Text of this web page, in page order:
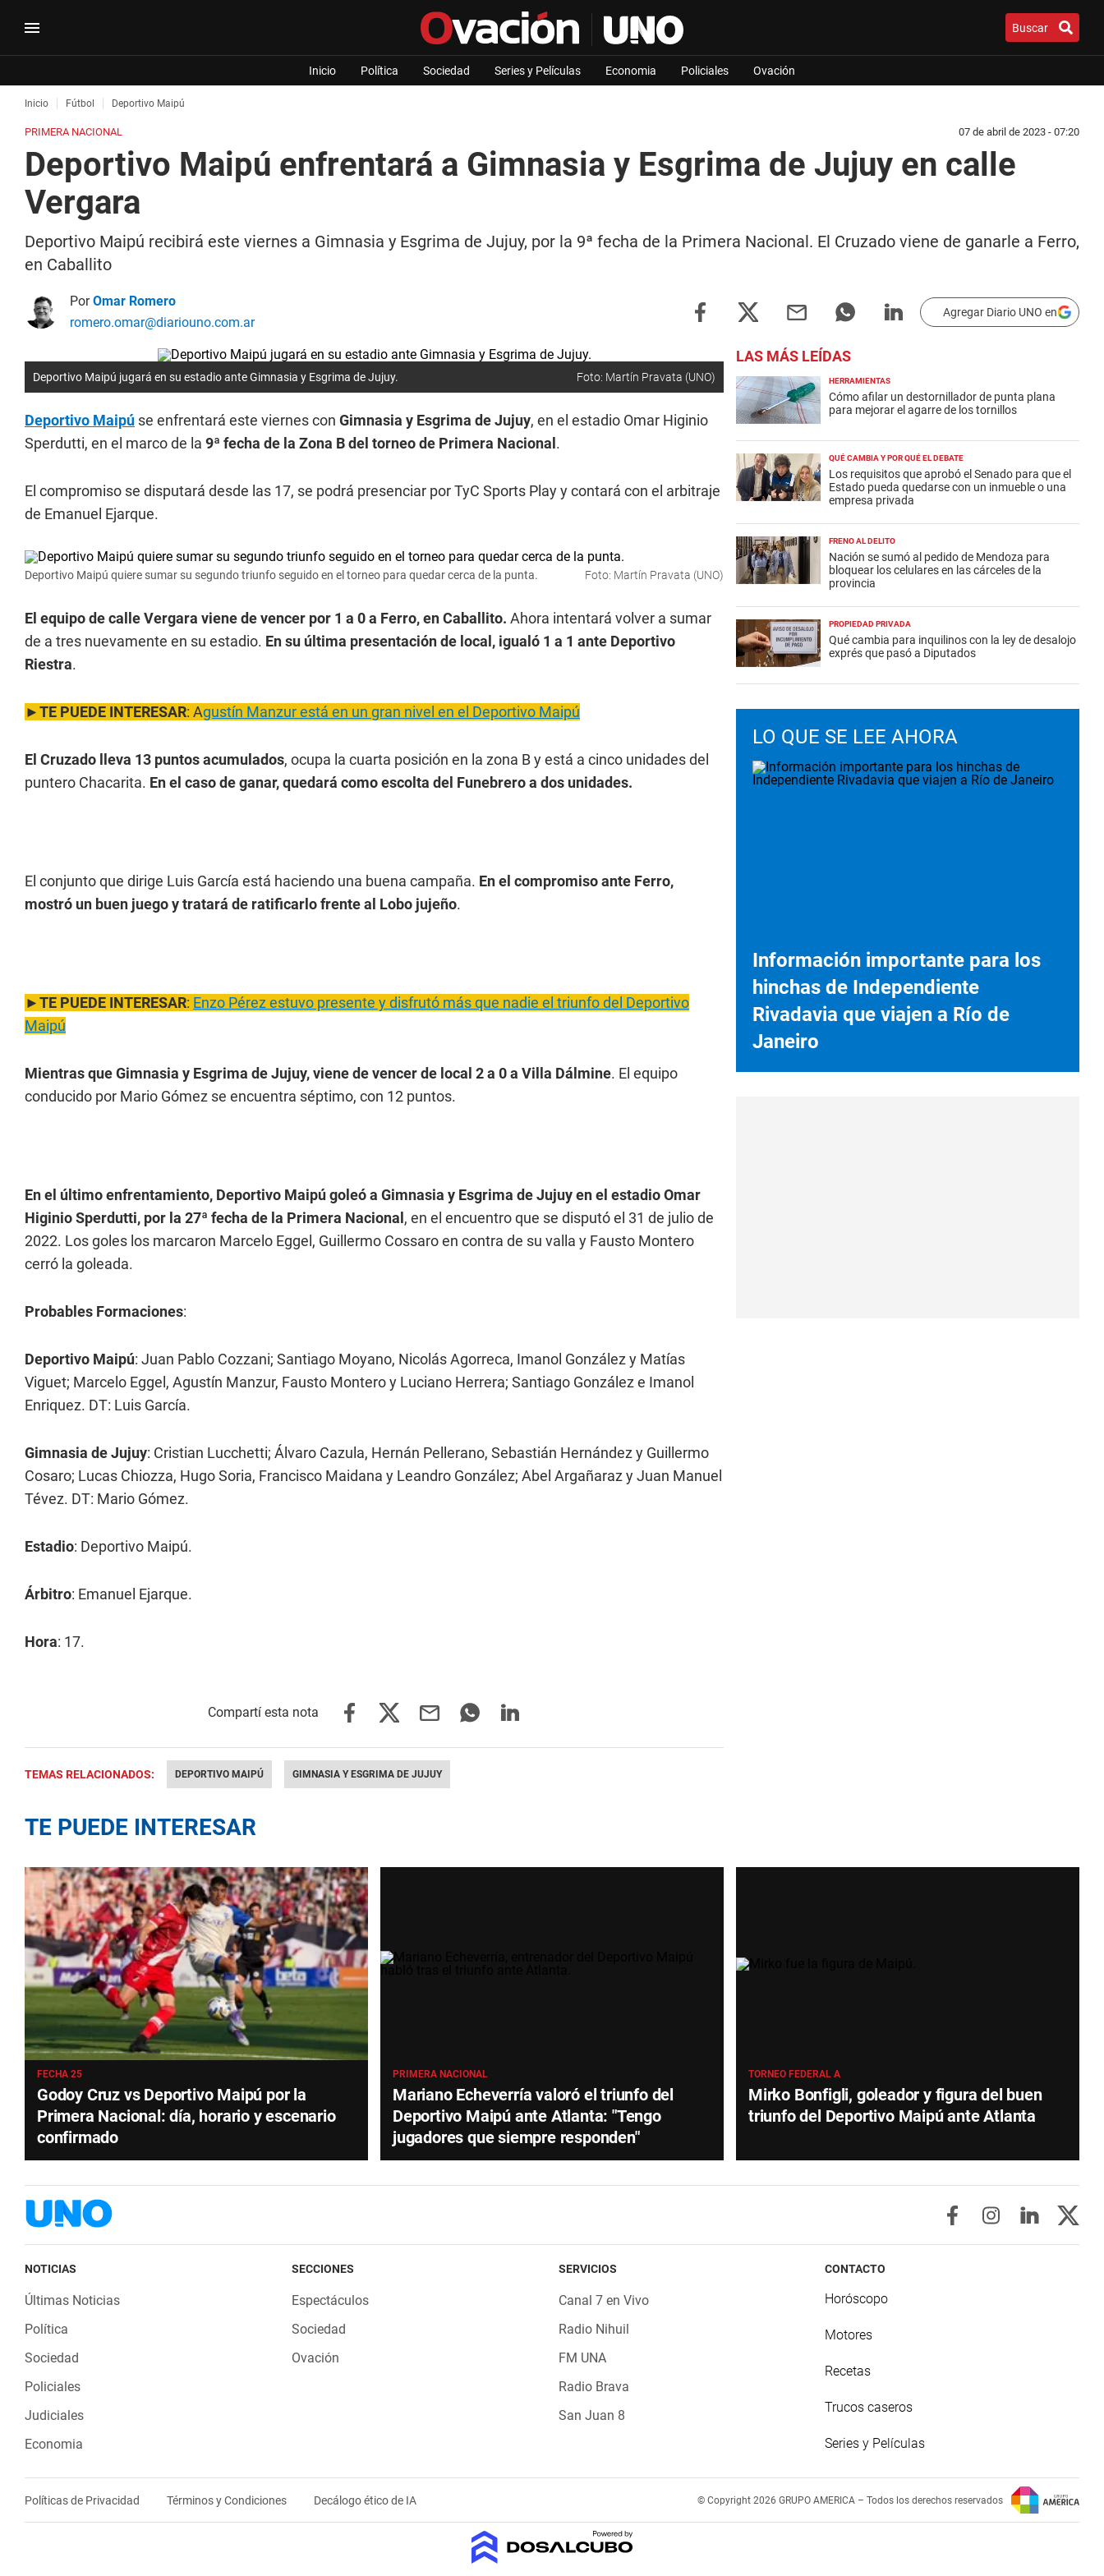
Buscar
Inicio Política Sociedad Series y Películas Economia Policiales Ovación
Inicio Fútbol Deportivo Maipú
PRIMERA NACIONAL 07 de abril de 2023 - 07:20
Deportivo Maipú enfrentará a Gimnasia y Esgrima de Jujuy en calle
Vergara
Deportivo Maipú recibirá este viernes a Gimnasia y Esgrima de Jujuy, por la 9ª fecha de la Primera Nacional. El Cruzado viene de ganarle a Ferro,
en Caballito
PorOmar Romero
romero.omar@diariouno.com.ar
Agregar Diario UNO en
Deportivo Maipú jugará en su estadio ante Gimnasia y Esgrima de Jujuy. Foto: Martín Pravata (UNO)
Deportivo Maipú se enfrentará este viernes con Gimnasia y Esgrima de Jujuy, en el estadio Omar Higinio
Sperdutti, en el marco de la 9ª fecha de la Zona B del torneo de Primera Nacional .
El compromiso se disputará desde las 17, se podrá presenciar por TyC Sports Play y contará con el arbitraje
de Emanuel Ejarque.
Deportivo Maipú quiere sumar su segundo triunfo seguido en el torneo para quedar cerca de la punta. Foto: Martín Pravata (UNO)
El equipo de calle Vergara viene de vencer por 1 a 0 a Ferro, en Caballito. Ahora intentará volver a sumar
de a tres nuevamente en su estadio. En su última presentación de local, igualó 1 a 1 ante Deportivo
Riestra.
►TE PUEDE INTERESAR: Agustín Manzur está en un gran nivel en el Deportivo Maipú
El Cruzado lleva 13 puntos acumulados, ocupa la cuarta posición en la zona B y está a cinco unidades del
puntero Chacarita. En el caso de ganar, quedará como escolta del Funebrero a dos unidades.
El conjunto que dirige Luis García está haciendo una buena campaña. En el compromiso ante Ferro,
mostró un buen juego y tratará de ratificarlo frente al Lobo jujeño.
►TE PUEDE INTERESAR: Enzo Pérez estuvo presente y disfrutó más que nadie el triunfo del Deportivo
Maipú
Mientras que Gimnasia y Esgrima de Jujuy, viene de vencer de local 2 a 0 a Villa Dálmine. El equipo
conducido por Mario Gómez se encuentra séptimo, con 12 puntos.
En el último enfrentamiento, Deportivo Maipú goleó a Gimnasia y Esgrima de Jujuy en el estadio Omar
Higinio Sperdutti, por la 27ª fecha de la Primera Nacional , en el encuentro que se disputó el 31 de julio de
2022. Los goles los marcaron Marcelo Eggel, Guillermo Cossaro en contra de su valla y Fausto Montero
cerró la goleada.
Probables Formaciones:
Deportivo Maipú: Juan Pablo Cozzani; Santiago Moyano, Nicolás Agorreca, Imanol González y Matías
Viguet; Marcelo Eggel, Agustín Manzur, Fausto Montero y Luciano Herrera; Santiago González e Imanol
Enriquez. DT: Luis García.
Gimnasia de Jujuy: Cristian Lucchetti; Álvaro Cazula, Hernán Pellerano, Sebastián Hernández y Guillermo
Cosaro; Lucas Chiozza, Hugo Soria, Francisco Maidana y Leandro González; Abel Argañaraz y Juan Manuel
Tévez. DT: Mario Gómez.
Estadio: Deportivo Maipú.
Árbitro: Emanuel Ejarque.
Hora: 17.
TEMAS RELACIONADOS: DEPORTIVO MAIPÚ GIMNASIA Y ESGRIMA DE JUJUY
LAS MÁS LEÍDAS
HERRAMIENTAS
Cómo afilar un destornillador de punta plana
para mejorar el agarre de los tornillos
QUÉ CAMBIA Y POR QUÉ EL DEBATE
Los requisitos que aprobó el Senado para que el
Estado pueda quedarse con un inmueble o una
empresa privada
FRENO AL DELITO
Nación se sumó al pedido de Mendoza para
bloquear los celulares en las cárceles de la
provincia
PROPIEDAD PRIVADA
Qué cambia para inquilinos con la ley de desalojo
exprés que pasó a Diputados
LO QUE SE LEE AHORA
Información importante para los
hinchas de Independiente
Rivadavia que viajen a Río de
Janeiro
TE PUEDE INTERESAR
FECHA 25
Godoy Cruz vs Deportivo Maipú por la
Primera Nacional: día, horario y escenario
confirmado
PRIMERA NACIONAL
Mariano Echeverría valoró el triunfo del
Deportivo Maipú ante Atlanta: "Tengo
jugadores que siempre responden"
TORNEO FEDERAL A
Mirko Bonfigli, goleador y figura del buen
triunfo del Deportivo Maipú ante Atlanta
NOTICIAS
Últimas Noticias
Política
Sociedad
Policiales
Judiciales
Economia
SECCIONES
Espectáculos
Sociedad
Ovación
SERVICIOS
Canal 7 en Vivo
Radio Nihuil
FM UNA
Radio Brava
San Juan 8
CONTACTO
Horóscopo
Motores
Recetas
Trucos caseros
Series y Películas
Políticas de Privacidad Términos y Condiciones Decálogo ético de IA © Copyright 2026 GRUPO AMERICA – Todos los derechos reservados